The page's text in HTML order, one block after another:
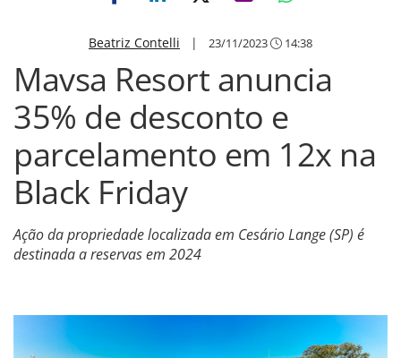
Beatriz Contelli | 23/11/2023 14:38
Mavsa Resort anuncia
35% de desconto e
parcelamento em 12x na
Black Friday
Ação da propriedade localizada em Cesário Lange (SP) é
destinada a reservas em 2024